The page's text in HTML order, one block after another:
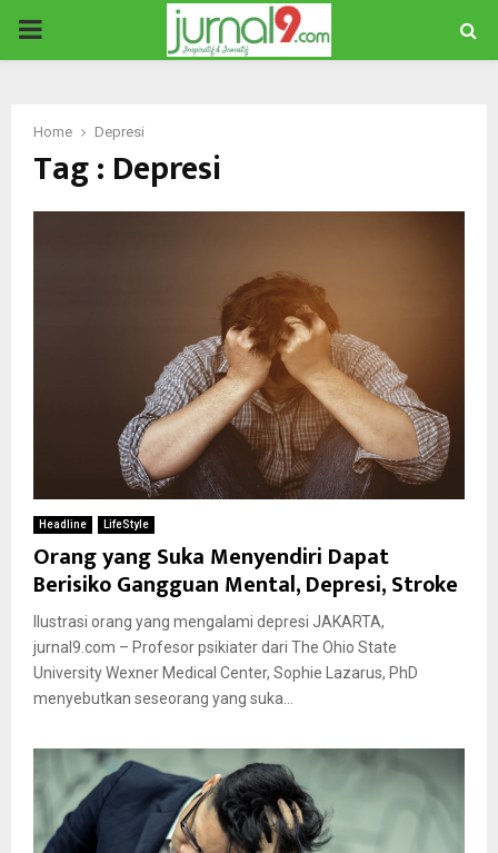
PRIMARY
Home Depresi
Tag : Depresi
Headline LifeStyle
Orang yang Suka Menyendiri Dapat
Berisiko Gangguan Mental, Depresi, Stroke
Ilustrasi orang yang mengalami depresi JAKARTA,
jurnal9.com – Profesor psikiater dari The Ohio State
University Wexner Medical Center, Sophie Lazarus, PhD
menyebutkan seseorang yang suka...